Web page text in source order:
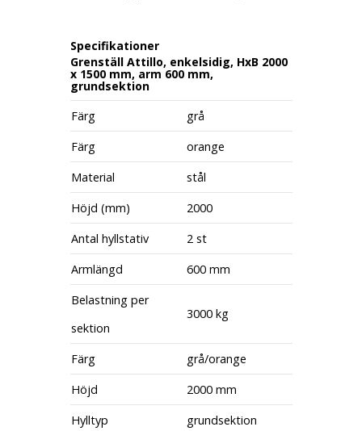
Specifikationer
Grenställ Attillo, enkelsidig, HxB 2000
x 1500 mm, arm 600 mm,
grundsektion
Färg
grå
Färg
orange
Material
stål
Höjd (mm)
2000
Antal hyllstativ
2 st
Armlängd
600 mm
Belastning per
sektion
3000 kg
Färg
grå/orange
Höjd
2000 mm
Hylltyp
grundsektion